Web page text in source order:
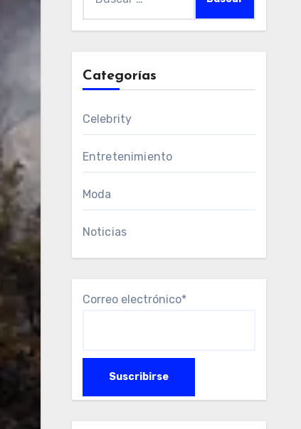
Categorías
Celebrity
Entretenimiento
Moda
Noticias
Correo electrónico*